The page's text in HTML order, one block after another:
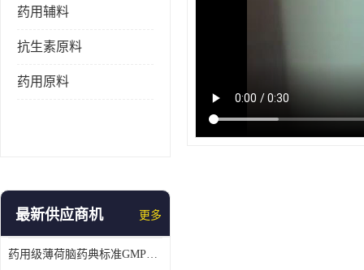
药用辅料
抗生素原料
药用原料
最新供应商机 更多
药用级薄荷脑药典标准GMP工厂